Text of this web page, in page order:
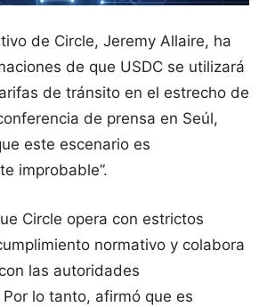
de Circle, Jeremy Allaire, ha
de que USDC se utilizará
de tránsito en el estrecho de
de prensa en Seúl,
este escenario es
improbable”.
Circle opera con estrictos
normativo y colabora
las autoridades
lo tanto, afirmó que es